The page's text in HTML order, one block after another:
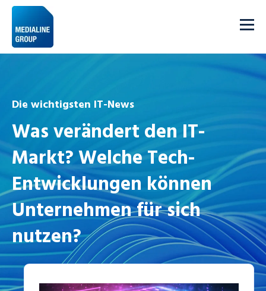
Die wichtigsten IT-News
Was verändert den IT-
Markt? Welche Tech-
Entwicklungen können
Unternehmen für sich
nutzen?